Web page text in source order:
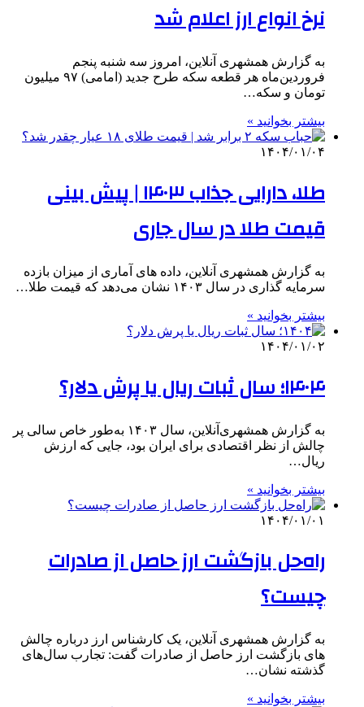
نرخ انواع ارز اعلام شد
به گزارش همشهری آنلاین، امروز سه شنبه پنجم
فروردین‌ماه هر قطعه سکه طرح جدید (امامی) ۹۷ میلیون
تومان و سکه…
بیشتر بخوانید »
۱۴۰۴/۰۱/۰۴
طلا، دارایی جذاب ۱۴۰۳ | پیش بینی
قیمت طلا در سال جاری
به گزارش همشهری آنلاین، داده های آماری از میزان بازده
سرمایه گذاری در سال ۱۴۰۳ نشان می‌دهد که قیمت طلا…
بیشتر بخوانید »
۱۴۰۴/۰۱/۰۲
۱۴۰۴؛ سال ثبات ریال یا پرش دلار؟
به گزارش همشهری‌آنلاین، سال ۱۴۰۳ به‌طور خاص سالی پر
چالش از نظر اقتصادی برای ایران بود، جایی که ارزش
ریال…
بیشتر بخوانید »
۱۴۰۴/۰۱/۰۱
راه‌حل بازگشت ارز حاصل از صادرات
چیست؟
به گزارش همشهری آنلاین، یک کارشناس ارز درباره چالش
های بازگشت ارز حاصل از صادرات گفت: تجارب سال‌های
گذشته نشان…
بیشتر بخوانید »